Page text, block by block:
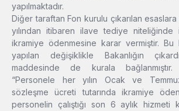
yapılmaktadır.
Diğer taraftan Fon kurulu çıkarılan
yılından itibaren ilave tediye niteliğinde
ikramiye ödenmesine karar vermiştir. Bu
yapılan değişiklikle Bakanlığın
maddesinde de kurala
“Personele her yılın Ocak ve
sözleşme ücreti tutarında ikramiye
personelin çalıştığı son 6 aylık hizmeti